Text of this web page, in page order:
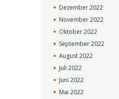
Dezember2022
November2022
Oktober2022
September2022
August2022
Juli2022
Juni2022
Mai2022